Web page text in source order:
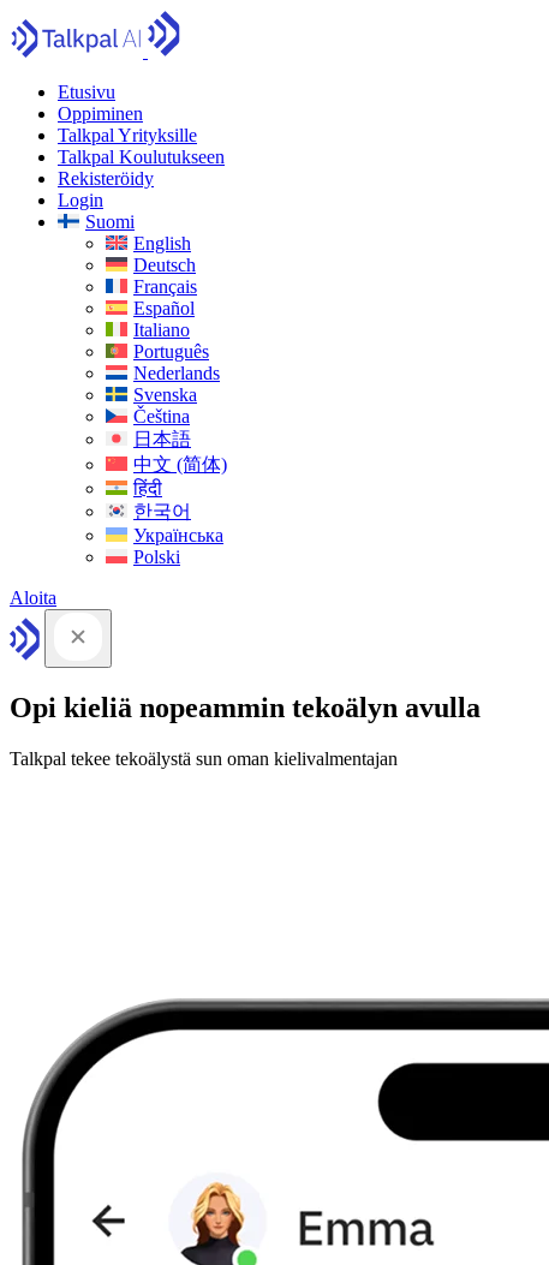
Etusivu
Oppiminen
Talkpal Yrityksille
Talkpal Koulutukseen
Rekisteröidy
Login
Suomi
English
Deutsch
Français
Español
Italiano
Português
Nederlands
Svenska
Čeština
日本語
中文 (简体)
हिंदी
한국어
Українська
Polski
Aloita
Opi kieliä nopeammin tekoälyn avulla
Talkpal tekee tekoälystä sun oman kielivalmentajan